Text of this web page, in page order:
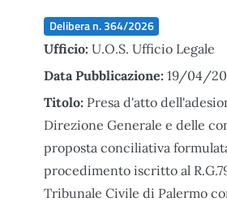
Delibera n. 364/2026
Ufficio: U.O.S. Ufficio Legale
Data Pubblicazione: 19/04/
Titolo: Presa d'atto
Direzione Generale e delle
proposta conciliativa
procedimento iscritto al
Tribunale Civile di Palermo